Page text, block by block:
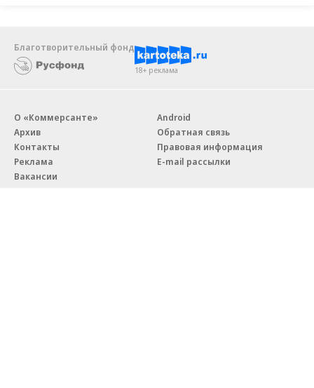
Благотворительный фонд
18+ реклама
О «Коммерсанте»
Архив
Контакты
Реклама
Вакансии
Android
Обратная связь
Правовая информация
E-mail рассылки